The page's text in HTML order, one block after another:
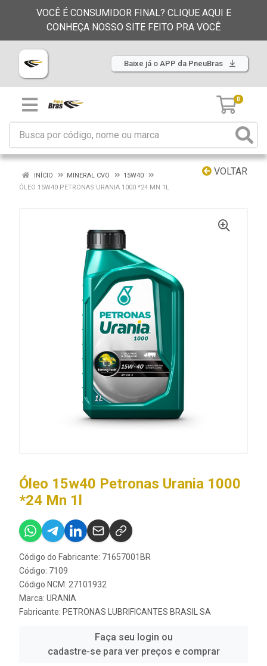
VOCÊ É CONSUMIDOR FINAL? CLIQUE AQUI E
CONHEÇA NOSSO SITE FEITO PRA VOCÊ
Baixe já o APP da PneuBras
0
VOLTAR
INÍCIO MINERAL CVO
15W40
ÓLEO 15W40 PETRONAS URANIA 1000 *24 MN 1L
Óleo 15w40 Petronas Urania 1000
*24 Mn 1l
Código do Fabricante: 71657001BR
Código: 7109
Código NCM: 27101932
Marca: URANIA
Fabricante: PETRONAS LUBRIFICANTES BRASIL SA
Faça seu login ou
cadastre-se para ver preços e comprar